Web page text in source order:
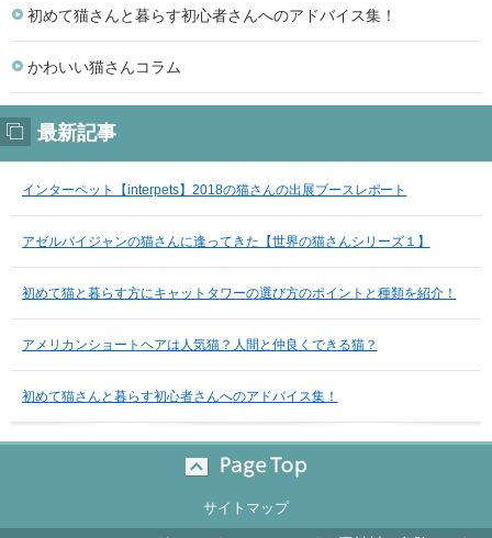
初めて猫さんと暮らす初心者さんへのアドバイス集！
かわいい猫さんコラム
最新記事
インターペット【interpets】2018の猫さんの出展ブースレポート
アゼルバイジャンの猫さんに逢ってきた【世界の猫さんシリーズ１】
初めて猫と暮らす方にキャットタワーの選び方のポイントと種類を紹介！
アメリカンショートヘアは人気猫？人間と仲良くできる猫？
初めて猫さんと暮らす初心者さんへのアドバイス集！
サイトマップ